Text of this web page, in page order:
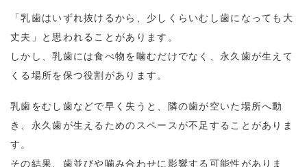
「乳歯はいずれ抜けるから、少しくらいむし歯になっても大
丈夫」と思われることがあります。
しかし、乳歯には食べ物を噛むだけでなく、永久歯が生えて
くる場所を保つ役割があります。
乳歯をむし歯などで早く失うと、隣の歯が空いた場所へ動
き、永久歯が生えるためのスペースが不足することがありま
す。
その結果、歯並びや噛み合わせに影響する可能性がありま